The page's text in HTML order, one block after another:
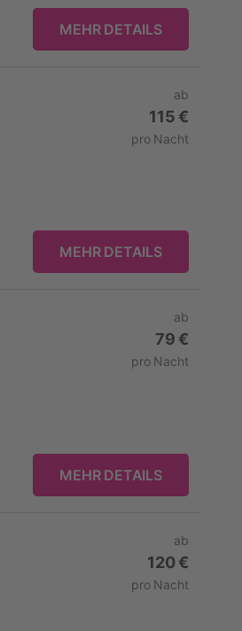
MEHR DETAILS
ab
115 €
pro Nacht
MEHR DETAILS
ab
79 €
pro Nacht
MEHR DETAILS
ab
120 €
pro Nacht